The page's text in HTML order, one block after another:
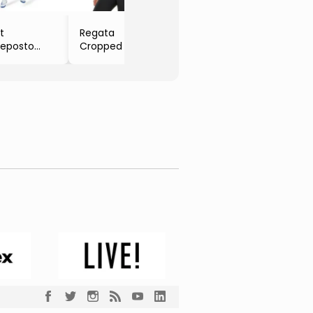
Regata
Cropped Com